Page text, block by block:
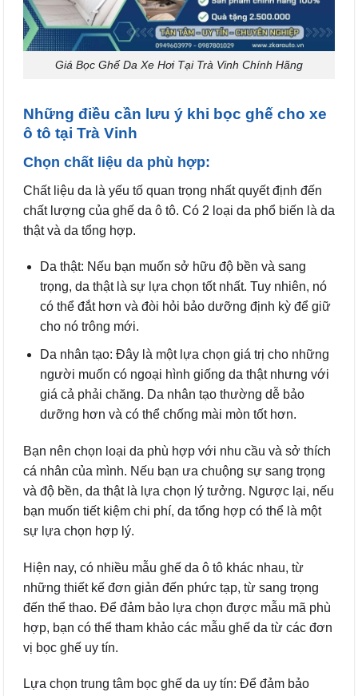
Giá Bọc Ghế Da Xe Hơi Tại Trà Vinh Chính Hãng
Những điều cần lưu ý khi bọc ghế cho xe
ô tô tại Trà Vinh
Chọn chất liệu da phù hợp:
Chất liệu da là yếu tố quan trọng nhất quyết định đến
chất lượng của ghế da ô tô. Có 2 loại da phổ biến là da
thật và da tổng hợp.
Da thật: Nếu bạn muốn sở hữu độ bền và sang
trọng, da thật là sự lựa chọn tốt nhất. Tuy nhiên, nó
có thể đắt hơn và đòi hỏi bảo dưỡng định kỳ để giữ
cho nó trông mới.
Da nhân tạo: Đây là một lựa chọn giá trị cho những
người muốn có ngoại hình giống da thật nhưng với
giá cả phải chăng. Da nhân tạo thường dễ bảo
dưỡng hơn và có thể chống mài mòn tốt hơn.
Bạn nên chọn loại da phù hợp với nhu cầu và sở thích
cá nhân của mình. Nếu bạn ưa chuộng sự sang trọng
và độ bền, da thật là lựa chọn lý tưởng. Ngược lại, nếu
bạn muốn tiết kiệm chi phí, da tổng hợp có thể là một
sự lựa chọn hợp lý.
Hiện nay, có nhiều mẫu ghế da ô tô khác nhau, từ
những thiết kế đơn giản đến phức tạp, từ sang trọng
đến thể thao. Để đảm bảo lựa chọn được mẫu mã phù
hợp, bạn có thể tham khảo các mẫu ghế da từ các đơn
vị bọc ghế uy tín.
Lựa chọn trung tâm bọc ghế da uy tín: Để đảm bảo